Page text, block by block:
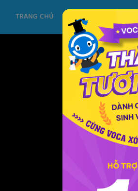
KHÓA HỌC
TRANG CHỦ